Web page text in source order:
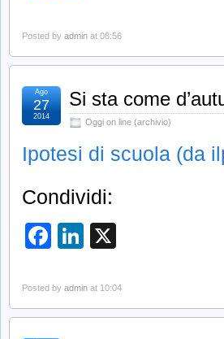
Posted by admin at 08:56
Si sta come
Oggi on line (archivio)
Ago
27
2014
Ipotesi di scuola (da
Condividi:
Facebook
LinkedIn
Posted by admin at 10:04